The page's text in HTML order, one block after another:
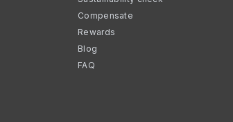
Compensate
Rewards
Blog
FAQ